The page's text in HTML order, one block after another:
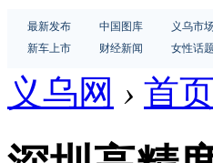
最新发布 中国图库 义乌市
新车上市
财经新闻 女性话题
义乌网 › 首页